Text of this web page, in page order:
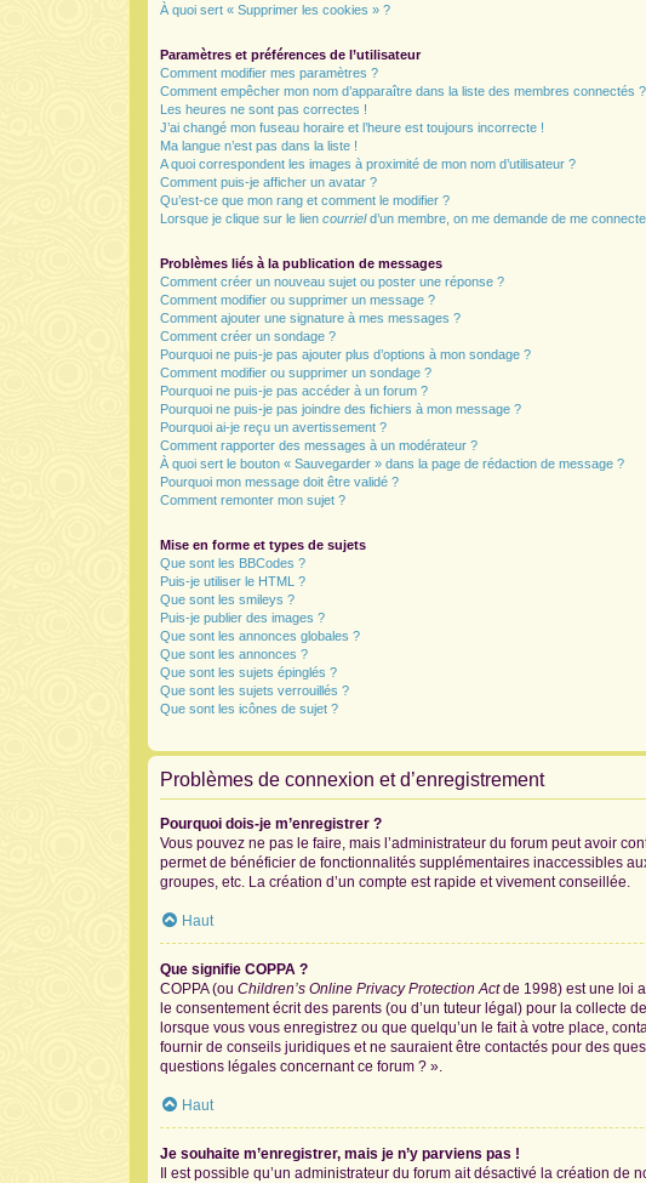
À quoi sert « Supprimer les cookies » ?
Paramètres et préférences de l’utilisateur
Comment modifier mes paramètres ?
Comment empêcher mon nom d’apparaître dans la liste des membres connectés ?
Les heures ne sont pas correctes !
J’ai changé mon fuseau horaire et l’heure est toujours incorrecte !
Ma langue n’est pas dans la liste !
A quoi correspondent les images à proximité de mon nom d’utilisateur ?
Comment puis-je afficher un avatar ?
Qu’est-ce que mon rang et comment le modifier ?
Lorsque je clique sur le lien courrield’un membre, on me demande de me
Problèmes liés à la publication de messages
Comment créer un nouveau sujet ou poster une réponse ?
Comment modifier ou supprimer un message ?
Comment ajouter une signature à mes messages ?
Comment créer un sondage ?
Pourquoi ne puis-je pas ajouter plus d’options à mon sondage ?
Comment modifier ou supprimer un sondage ?
Pourquoi ne puis-je pas accéder à un forum ?
Pourquoi ne puis-je pas joindre des fichiers à mon message ?
Pourquoi ai-je reçu un avertissement ?
Comment rapporter des messages à un modérateur ?
À quoi sert le bouton « Sauvegarder » dans la page de rédaction de message ?
Pourquoi mon message doit être validé ?
Comment remonter mon sujet ?
Mise en forme et types de sujets
Que sont les BBCodes ?
Puis-je utiliser le HTML ?
Que sont les smileys ?
Puis-je publier des images ?
Que sont les annonces globales ?
Que sont les annonces ?
Que sont les sujets épinglés ?
Que sont les sujets verrouillés ?
Que sont les icônes de sujet ?
Problèmes de connexion et d’enregistrement
Pourquoi dois-je m’enregistrer ?
Vous pouvez ne pas le faire, mais l’administrateur du forum peut avoir
permet de bénéficier de fonctionnalités supplémentaires inaccessibles
groupes, etc. La création d’un compte est rapide et vivement conseillée.
Haut
Que signifie COPPA ?
COPPA (ou Children’s Online Privacy Protection Actde 1998) est une loi
le consentement écrit des parents (ou d’un tuteur légal) pour la collecte
lorsque vous vous enregistrez ou que quelqu’un le fait à votre place,
fournir de conseils juridiques et ne sauraient être contactés pour des
questions légales concernant ce forum ? ».
Haut
Je souhaite m’enregistrer, mais je n’y parviens pas !
Il est possible qu’un administrateur du forum ait désactivé la création